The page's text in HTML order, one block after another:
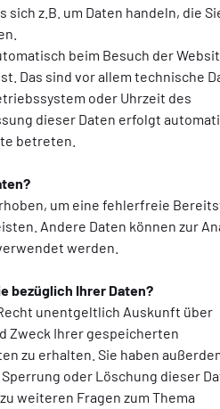
sich z.B. um Daten handeln, die
beim Besuch der
Das sind vor allem technische
oder Uhrzeit des
dieser Daten erfolgt
betreten.
um eine fehlerfreie
Andere Daten können zur
werden.
bezüglich Ihrer Daten?
unentgeltlich Auskunft über
Zweck Ihrer gespeicherten
zu erhalten. Sie haben
oder Löschung dieser
weiteren Fragen zum Thema